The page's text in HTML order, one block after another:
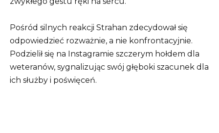
Pośród silnych reakcji Strahan zdecydował się
odpowiedzieć rozważnie, a nie konfrontacyjnie.
Podzielił się na Instagramie szczerym hołdem dla
weteranów, sygnalizując swój głęboki szacunek dla
ich służby i poświęceń.